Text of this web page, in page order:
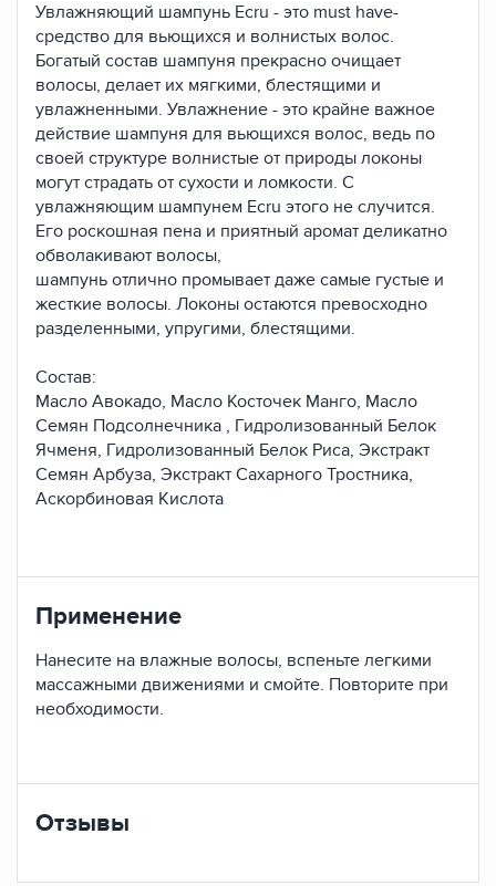
Увлажняющий шампунь Ecru - это must have-
средство для вьющихся и волнистых волос.
Богатый состав шампуня прекрасно очищает
волосы, делает их мягкими, блестящими и
увлажненными. Увлажнение - это крайне важное
действие шампуня для вьющихся волос, ведь по
своей структуре волнистые от природы локоны
могут страдать от сухости и ломкости. С
увлажняющим шампунем Ecru этого не случится.
Его роскошная пена и приятный аромат деликатно
обволакивают волосы,
шампунь отлично промывает даже самые густые и
жесткие волосы. Локоны остаются превосходно
разделенными, упругими, блестящими.
Состав:
Масло Авокадо, Масло Косточек Манго, Масло
Семян Подсолнечника , Гидролизованный Белок
Ячменя, Гидролизованный Белок Риса, Экстракт
Семян Арбуза, Экстракт Сахарного Тростника,
Аскорбиновая Кислота
Применение
Нанесите на влажные волосы, вспеньте легкими
массажными движениями и смойте. Повторите при
необходимости.
Отзывы